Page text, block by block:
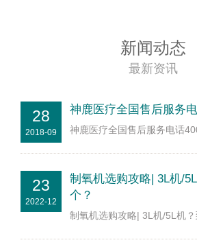
新闻动态
最新资讯
28
2018-09
神鹿医疗全国售后服务
神鹿医疗全国售后服务电话
23
2022-12
制氧机选购攻略| 3L机/
个？
制氧机选购攻略| 3L机/5L机？